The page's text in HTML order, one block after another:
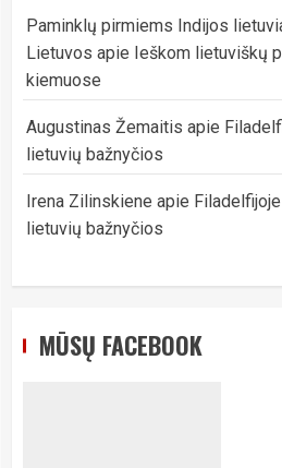
Paminklų pirmiems Indijos
Lietuvos apie Ieškom lietuviškų
kiemuose
Augustinas Žemaitis apie
lietuvių bažnyčios
Irena Zilinskiene apie
lietuvių bažnyčios
MŪSŲ FACEBOOK